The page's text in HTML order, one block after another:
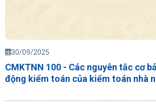
30/09/2025
CMKTNN 100 - Các nguyên tắc cơ
động kiểm toán của kiểm toán nhà